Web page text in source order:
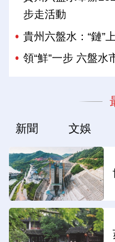
步走活動
貴州六盤水：“鏈”
領“鮮”一步 六盤
新聞 文娛